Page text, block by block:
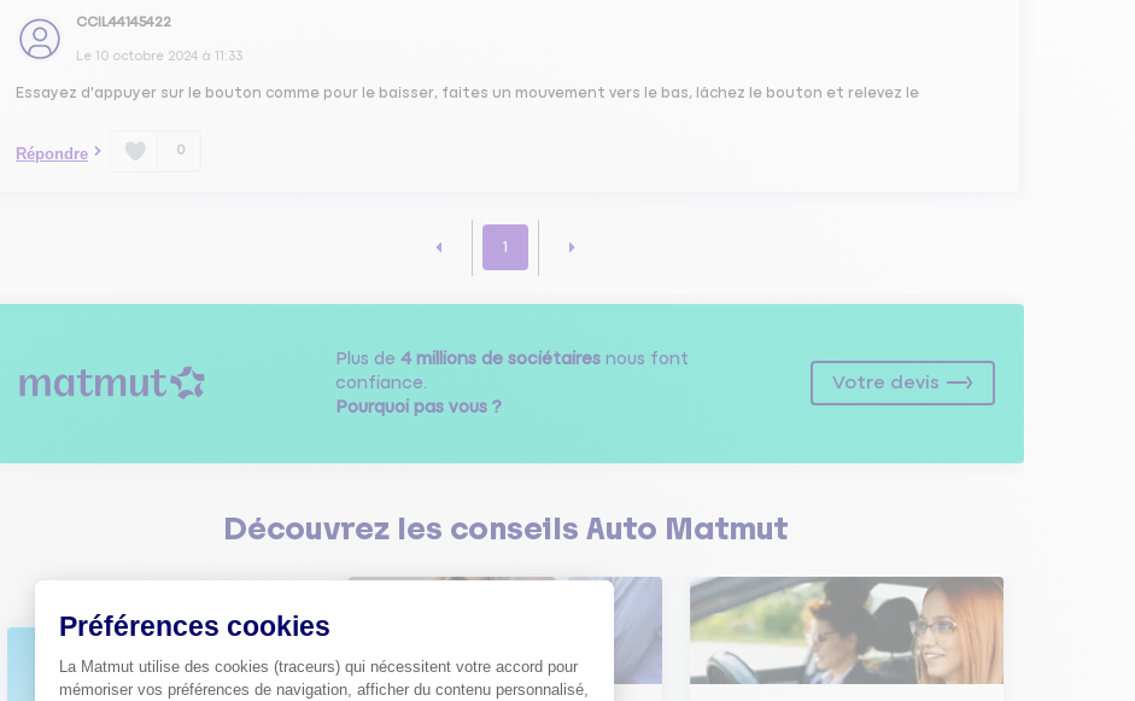
CCIL44145422
Le 10 octobre 2024 à 11:33
Essayez d'appuyer sur le bouton comme pour le baisser, faites un mouvement vers le bas, lâchez le bouton et relevez le
Répondre 0
1
Plus de 4 millions de sociétairesnous font
confiance.
Pourquoi pas vous ?
Votre devis
Découvrez les conseils Auto Matmut
Préférences cookies
La Matmut utilise des cookies (traceurs) qui nécessitent votre accord pour
mémoriser vos préférences de navigation, afficher du contenu personnalisé,